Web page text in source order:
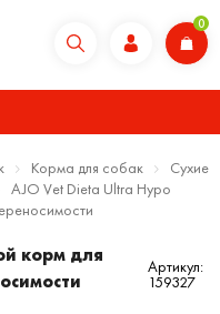
0
Корма для собак
Сухие
AJO Vet Dieta Ultra Hypo
корм для
Артикул:
159327